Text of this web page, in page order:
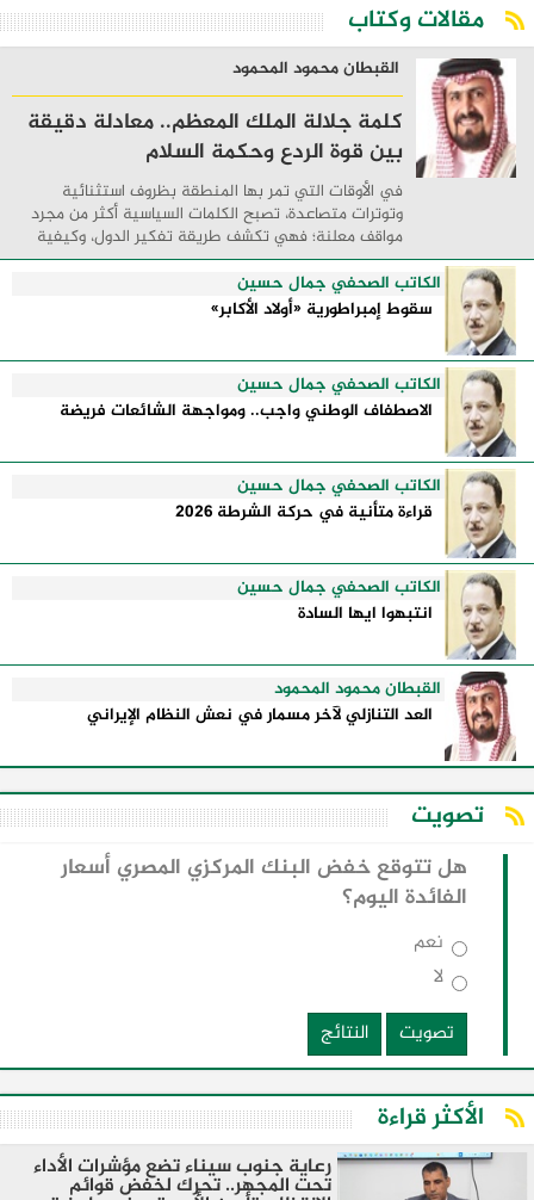
مقالات وكتاب
القبطان محمود المحمود
كلمة جلالة الملك المعظم.. معادلة دقيقة
بين قوة الردع وحكمة السلام
في الأوقات التي تمر بها المنطقة بظروف استثنائية
وتوترات متصاعدة، تصبح الكلمات السياسية أكثر من مجرد
مواقف معلنة؛ فهي تكشف طريقة تفكير الدول، وكيفية
إدارتها للأزمات، والحدود التي تفصل بين القوة ...
الكاتب الصحفي جمال حسين
سقوط إمبراطورية «أولاد الأكابر»
الكاتب الصحفي جمال حسين
الاصطفاف الوطني واجب.. ومواجهة الشائعات فريضة
الكاتب الصحفي جمال حسين
قراءة متأنية في حركة الشرطة 2026
الكاتب الصحفي جمال حسين
انتبهوا ايها السادة
القبطان محمود المحمود
العد التنازلي لآخر مسمار في نعش النظام الإيراني
تصويت
هل تتوقع خفض البنك المركزي المصري أسعار
الفائدة اليوم؟
نعم
لا
تصويت
النتائج
الأكثر قراءة
رعاية جنوب سيناء تضع مؤشرات الأداء
تحت المجهر.. تحرك لخفض قوائم